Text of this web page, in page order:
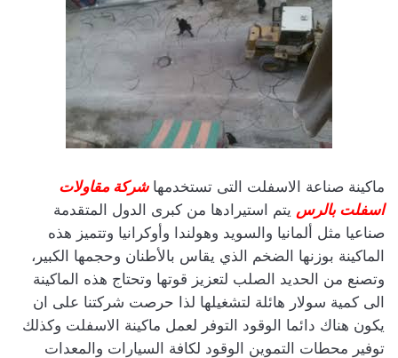
ماكينة صناعة الاسفلت التى تستخدمهاشركة مقاولات
اسفلت بالرس يتم استيرادها من كبرى الدول المتقدمة
صناعيا مثل ألمانيا والسويد وهولندا وأوكرانيا وتتميز هذه
الماكينة بوزنها الضخم الذي يقاس بالأطنان وحجمها الكبير،
وتصنع من الحديد الصلب لتعزيز قوتها وتحتاج هذه الماكينة
الى كمية سولار هائلة لتشغيلها لذا حرصت شركتنا على ان
يكون هناك دائما الوقود التوفر لعمل ماكينة الاسفلت وكذلك
توفير محطات التموين الوقود لكافة السيارات والمعدات